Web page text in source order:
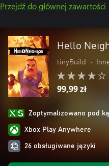
Przejdź do głównej zawartości
Hello
tinyBuild •
99,99 zł
Zoptymalizowano pod
Xbox Play Anywhere
26 obsługiwane języki